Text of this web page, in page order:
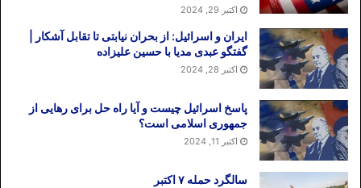
اکتبر 29, 2024
ایران و اسرائیل: از بحران نیابتی تا تقابل آشکار |
گفتگو عبدی مدیا با حسین علیزاده
اکتبر 28, 2024
پاسخ اسرائیل چیست و آیا راه حل برای رهایی از
جمهوری اسلامی است؟
اکتبر 11, 2024
سالگرد حمله ۷ اکتبر